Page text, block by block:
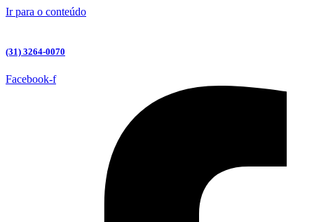
Ir para o conteúdo
(31) 3264-0070
Facebook-f